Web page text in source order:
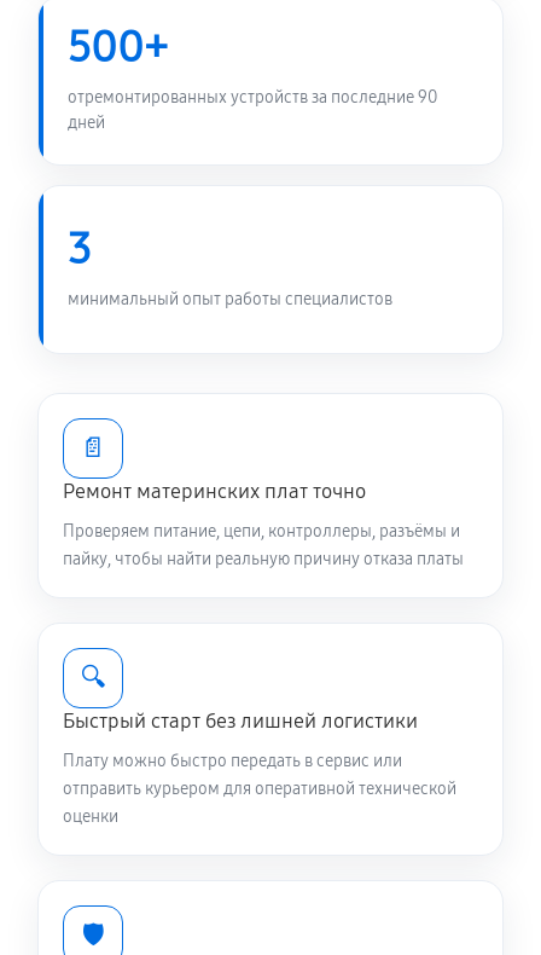
500+
отремонтированных устройств за последние 90
дней
3
минимальный опыт работы специалистов
📄
Ремонт материнских плат точно
Проверяем питание, цепи, контроллеры, разъёмы и
пайку, чтобы найти реальную причину отказа платы
🔍
Быстрый старт без лишней логистики
Плату можно быстро передать в сервис или
отправить курьером для оперативной технической
оценки
🛡️